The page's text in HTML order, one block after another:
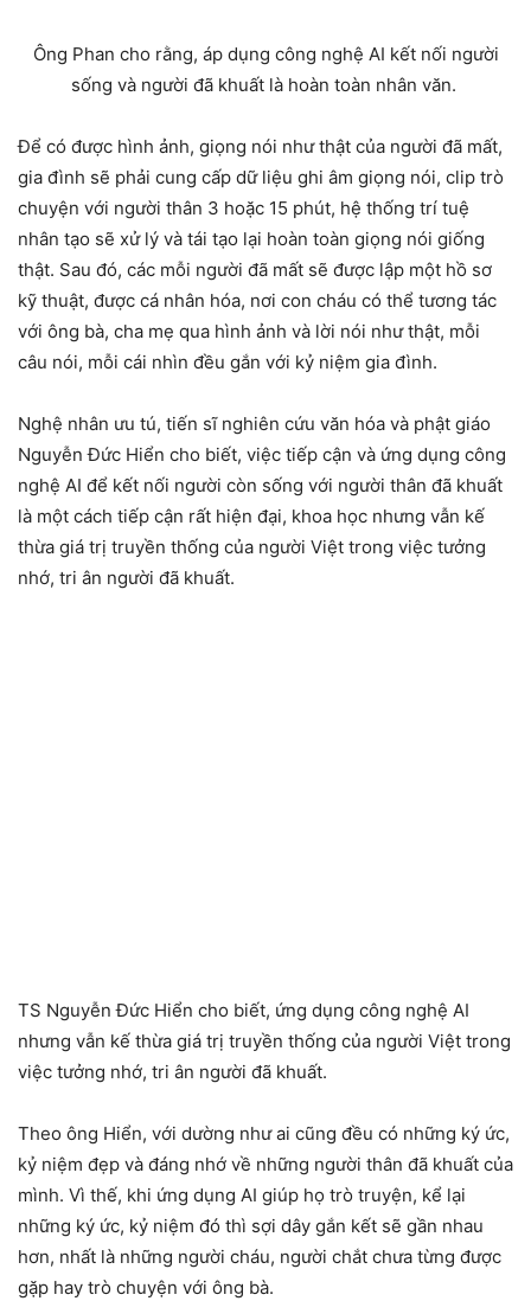
Ông Phan cho rằng, áp dụng công nghệ AI kết nối người
sống và người đã khuất là hoàn toàn nhân văn.
Để có được hình ảnh, giọng nói như thật của người đã mất,
gia đình sẽ phải cung cấp dữ liệu ghi âm giọng nói, clip trò
chuyện với người thân 3 hoặc 15 phút, hệ thống trí tuệ
nhân tạo sẽ xử lý và tái tạo lại hoàn toàn giọng nói giống
thật. Sau đó, các mỗi người đã mất sẽ được lập một hồ sơ
kỹ thuật, được cá nhân hóa, nơi con cháu có thể tương tác
với ông bà, cha mẹ qua hình ảnh và lời nói như thật, mỗi
câu nói, mỗi cái nhìn đều gắn với kỷ niệm gia đình.
Nghệ nhân ưu tú, tiến sĩ nghiên cứu văn hóa và phật giáo
Nguyễn Đức Hiển cho biết, việc tiếp cận và ứng dụng công
nghệ AI để kết nối người còn sống với người thân đã khuất
là một cách tiếp cận rất hiện đại, khoa học nhưng vẫn kế
thừa giá trị truyền thống của người Việt trong việc tưởng
nhớ, tri ân người đã khuất.
TS Nguyễn Đức Hiển cho biết, ứng dụng công nghệ AI
nhưng vẫn kế thừa giá trị truyền thống của người Việt trong
việc tưởng nhớ, tri ân người đã khuất.
Theo ông Hiển, với dường như ai cũng đều có những ký ức,
kỷ niệm đẹp và đáng nhớ về những người thân đã khuất của
mình. Vì thế, khi ứng dụng AI giúp họ trò truyện, kể lại
những ký ức, kỷ niệm đó thì sợi dây gắn kết sẽ gần nhau
hơn, nhất là những người cháu, người chắt chưa từng được
gặp hay trò chuyện với ông bà.